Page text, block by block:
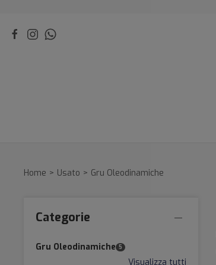
Home Usato Gru Oleodinamiche
Categorie
Gru Oleodinamiche 5
Visualizza tutti